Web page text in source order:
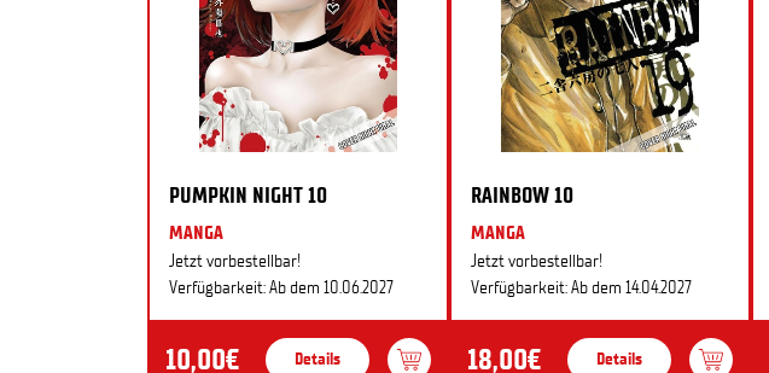
PUMPKIN NIGHT 10
MANGA
Jetzt vorbestellbar!
Verfügbarkeit: Ab dem 10.06.2027
10,00€ Details
RAINBOW 10
MANGA
Jetzt vorbestellbar!
Verfügbarkeit: Ab dem 14.04.2027
18,00€ Details